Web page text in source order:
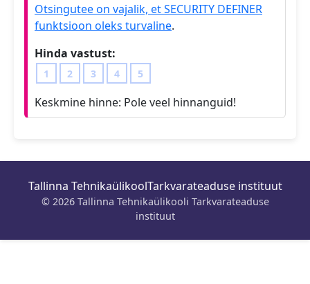
Otsingutee on vajalik, et SECURITY DEFINER
funktsioon oleks turvaline.
Hinda vastust:
1 2 3 4 5
Keskmine hinne: Pole veel hinnanguid!
Tallinna TehnikaülikoolTarkvarateaduse instituut
© 2026 Tallinna Tehnikaülikooli Tarkvarateaduse
instituut